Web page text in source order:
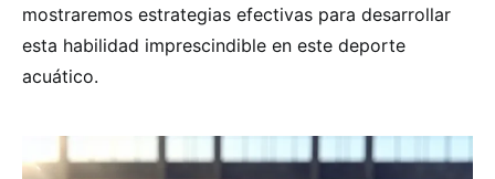
mostraremos estrategias efectivas para desarrollar
esta habilidad imprescindible en este deporte
acuático.